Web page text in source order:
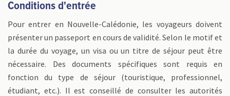
Conditions d'entrée
Pour entrer en Nouvelle-Calédonie, les voyageurs doivent
présenter un passeport en cours de validité. Selon le motif et
la durée du voyage, un visa ou un titre de séjour peut être
nécessaire. Des documents spécifiques sont requis en
fonction du type de séjour (touristique, professionnel,
étudiant, etc.). Il est conseillé de consulter les autorités